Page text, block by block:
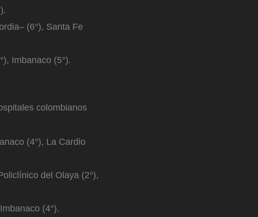
(6°), Santa Fe
Imbanaco (5°).
colombianos
(4°), La Cardio
del Olaya (2°),
(4°).